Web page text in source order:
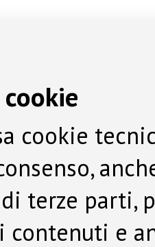
cookie
terze parti,
e